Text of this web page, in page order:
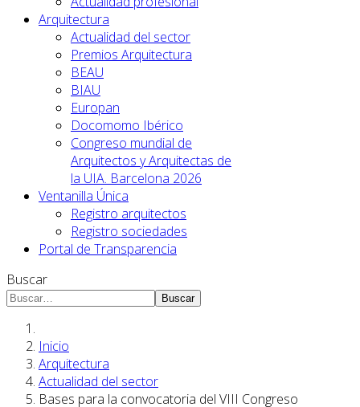
Arquitectura
Actualidad del sector
Premios Arquitectura
BEAU
BIAU
Europan
Docomomo Ibérico
Congreso mundial de
Arquitectos y Arquitectas de
la UIA. Barcelona 2026
Ventanilla Única
Registro arquitectos
Registro sociedades
Portal de Transparencia
Buscar
Buscar
Inicio
Arquitectura
Actualidad del sector
Bases para la convocatoria del VIII Congreso